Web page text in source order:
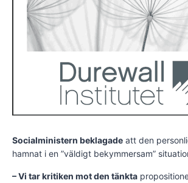
Socialministern beklagade att den
hamnat i en ”väldigt bekymmersam”
– Vi tar kritiken mot den tänkta